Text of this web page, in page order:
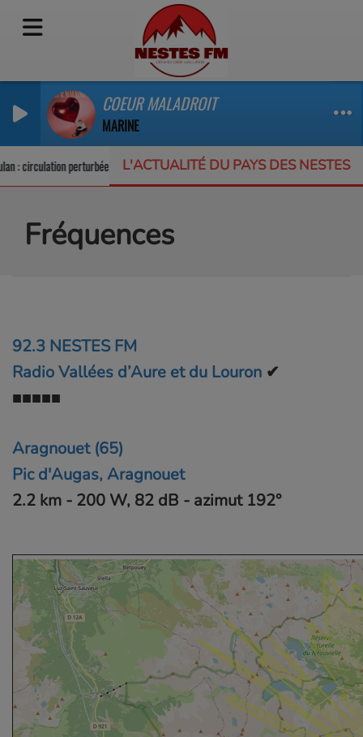
COEUR MALADROIT
MARINE
L'ACTUALITÉ DU PAYS DES NESTES
perturbée sur la RD123 Un appel à projets pour protéger la
Fréquences
92.3 NESTES FM
Radio Vallées d’Aure et du Louron ✔
■■■■■
Aragnouet (65)
Pic d'Augas, Aragnouet
2.2 km - 200 W, 82 dB - azimut 192°